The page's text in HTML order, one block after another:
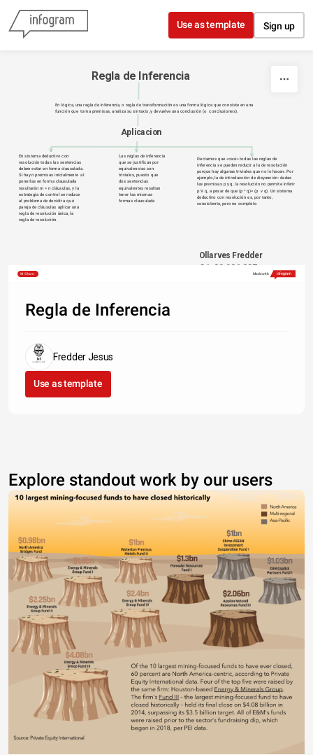
Skip to content
Use as template Sign up
Regla de Inferencia
En lógica, una regla de inferencia, o regla de transformación es una forma lógica que consiste en una
función que  toma premisas, analiza su sintaxis, y devuelve una conclusión (o  conclusiones).
Aplicacion
En sistema deductivo con
resolución todas las sentencias
deben estar en forma clausulada.
Si hay n premisas inicialmente  al
ponerlas en forma clausulada
resultarán m > n cláusulas, y la
estrategia de control se reduce
al problema de decidir a qué
pareja de cláusulas aplicar una
regla de resolución única, la
regla de resolución.
Las reglas de inferencia
que se justifican por
equivalencias son
triviales, puesto que
dos sentencias
equivalentes resultan
tener las mismas
formas clausulada
Decíamos que «casi» todas las reglas de
inferencia se pueden reducir a la de resolución
porque hay algunas triviales que no lo hacen. Por
ejemplo, la de introducción de disyunción: dadas
las premisas p y q, la resolución no permite inferir
p V q, a pesar de que (p ^ q)= (p  v q). Un sistema
deductivo con resolución es, por tanto,
consistente, pero no completo
Ollarves Fredder
C.I: 30.086.287
Share Made with
Regla de Inferencia
Fredder Jesus
Use as template
Explore standout work by our users